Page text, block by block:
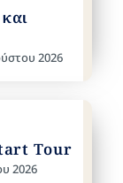
2026
Tour
2026